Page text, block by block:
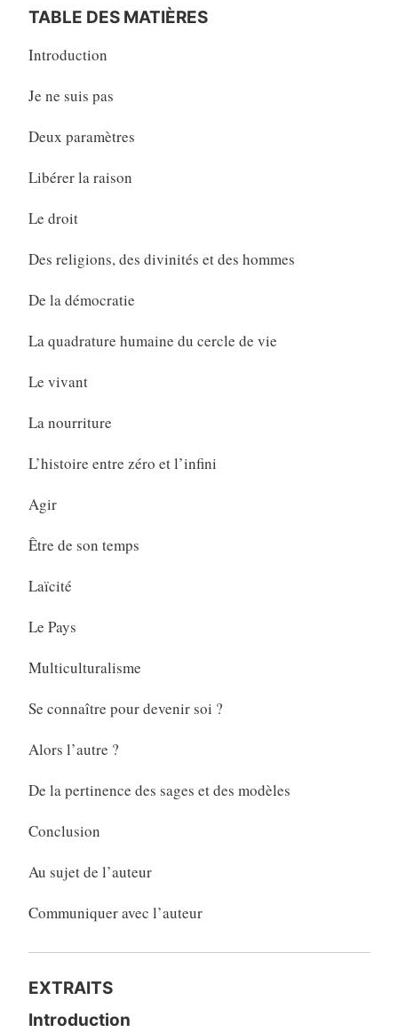
TABLE DES MATIÈRES
Introduction
Je ne suis pas
Deux paramètres
Libérer la raison
Le droit
Des religions, des divinités et des hommes
De la démocratie
La quadrature humaine du cercle de vie
Le vivant
La nourriture
L’histoire entre zéro et l’infini
Agir
Être de son temps
Laïcité
Le Pays
Multiculturalisme
Se connaître pour devenir soi ?
Alors l’autre ?
De la pertinence des sages et des modèles
Conclusion
Au sujet de l’auteur
Communiquer avec l’auteur
EXTRAITS
Introduction